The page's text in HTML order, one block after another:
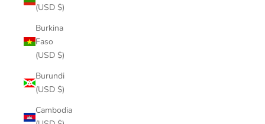
(USD $)
Burkina
Faso
(USD $)
Burundi
(USD $)
Cambodia